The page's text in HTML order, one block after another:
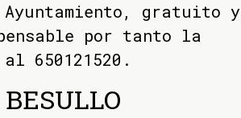
gratuito y
por tanto la
650121520.